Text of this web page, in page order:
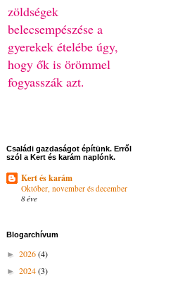
zöldségek
belecsempészése a
gyerekek ételébe úgy,
hogy ők is örömmel
fogyasszák azt.
Családi gazdaságot építünk. Erről
szól a Kert és karám naplónk.
Kert és karám
Október, november és december
8 éve
Blogarchívum
► 2026(4)
► 2024(3)